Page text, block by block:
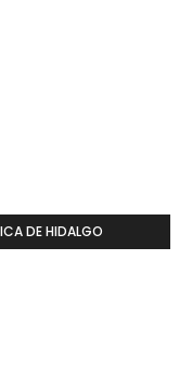
DE HIDALGO